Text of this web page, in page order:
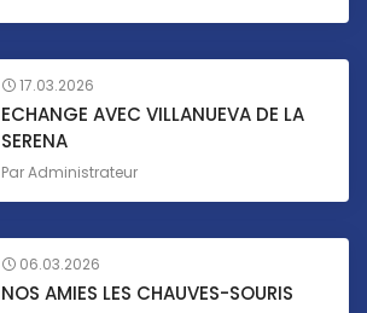
17.03.2026
ECHANGE AVEC VILLANUEVA DE LA
SERENA
ParAdministrateur
06.03.2026
NOS AMIES LES CHAUVES-SOURIS